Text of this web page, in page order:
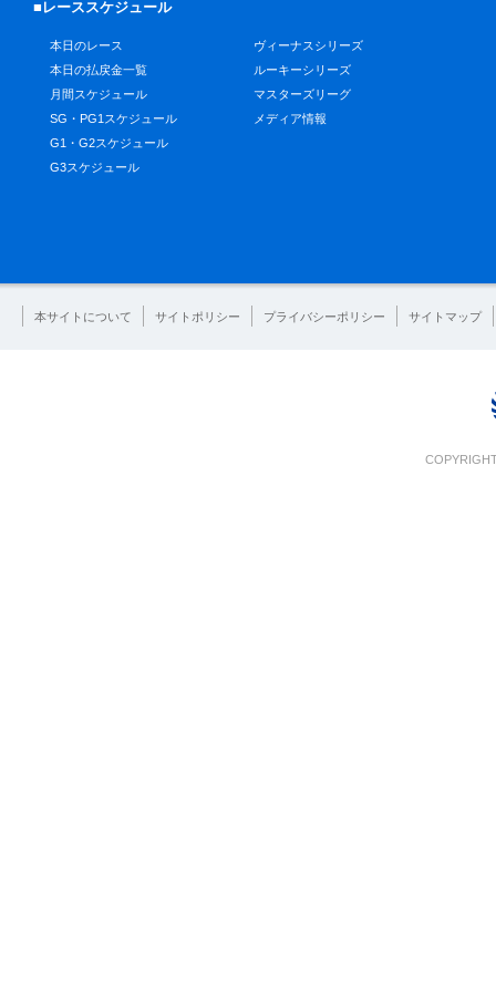
■レーススケジュール
本日のレース
本日の払戻金一覧
月間スケジュール
SG・PG1スケジュール
G1・G2スケジュール
G3スケジュール
ヴィーナスシリーズ
ルーキーシリーズ
マスターズリーグ
メディア情報
本サイトについて サイトポリシー プライバシーポリシー サイトマップ